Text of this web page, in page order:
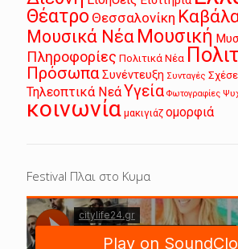
Θέατρο Θεσσαλονίκη
Μουσικά Νέα Μουσική
Πληροφορίες Πολιτικά Νέα
ΠρόσωπαΣυνέντευξη Συνταγές
Τηλεοπτικά ΝεάΥγεία Φωτογραφίες
κοινωνία μακιγιάζ ομορφιά
Festival Πλαι στο Κυμα